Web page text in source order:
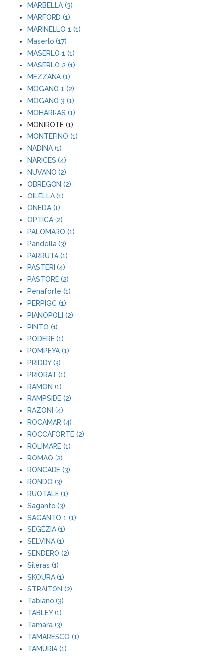
MARBELLA (3)
MARFORD (1)
MARINELLO 1 (1)
Maserlo (17)
MASERLO 1 (1)
MASERLO 2 (1)
MEZZANA (1)
MOGANO 1 (2)
MOGANO 3 (1)
MOHARRAS (1)
MONIROTE (1)
MONTEFINO (1)
NADINA (1)
NARICES (4)
NUVANO (2)
OBREGON (2)
OILELLA (1)
ONEDA (1)
OPTICA (2)
PALOMARO (1)
Pandella (3)
PARRUTA (1)
PASTERI (4)
PASTORE (2)
Penaforte (1)
PERPIGO (1)
PIANOPOLI (2)
PINTO (1)
PODERE (1)
POMPEYA (1)
PRIDDY (3)
PRIORAT (1)
RAMON (1)
RAMPSIDE (2)
RAZONI (4)
ROCAMAR (4)
ROCCAFORTE (2)
ROLIMARE (1)
ROMAO (2)
RONCADE (3)
RONDO (3)
RUOTALE (1)
Saganto (3)
SAGANTO 1 (1)
SEGEZIA (1)
SELVINA (1)
SENDERO (2)
Sileras (1)
SKOURA (1)
STRAITON (2)
Tabiano (3)
TABLEY (1)
Tamara (3)
TAMARESCO (1)
TAMURIA (1)